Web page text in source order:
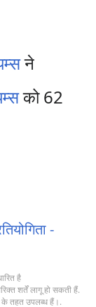
ने
को 62
-
है
शर्तें लागू हो सकती हैं.
के तहत उपलब्ध हैं।.